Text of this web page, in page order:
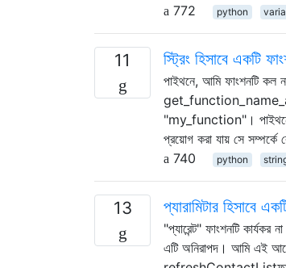
772
python
11 স্ট্রিং হিসাবে একটি
পাইথনে, আমি ফাংশনটি
"my_function"। পাইথনে
প্রয়োগ করা যায় সে সম্পর্কে
740
python
13 প্যারামিটার হিসাবে
"প্যারেন্ট" ফাংশনটি
এটি অনিরাপদ। আমি